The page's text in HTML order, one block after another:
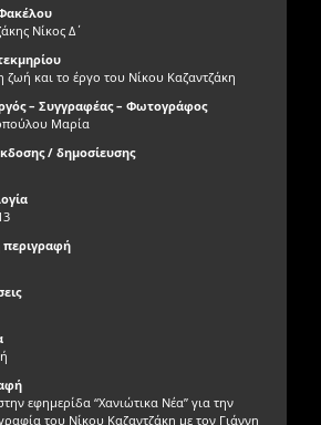
Νίκος Δ΄
ζωή και το έργο του Νίκου Καζαντζάκη
– Συγγραφέας – Φωτογράφος
Μαρία
/ δημοσίευσης
εφημερίδα “Χανιώτικα Νέα” για την
του Νίκου Καζαντζάκη με τον Γιάννη